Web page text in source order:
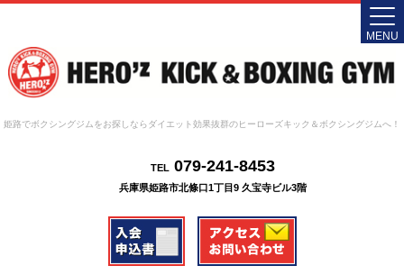
姫路でボクシングジムをお探しならダイエット効果抜群のヒーローズキック＆ボクシングジムへ！
TEL079-241-8453
兵庫県姫路市北條口1丁目9 久宝寺ビル3階
MENU